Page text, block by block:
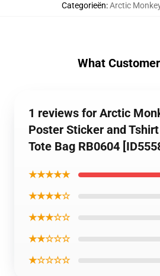
Categorieën:Arctic
What
1 reviews for Arctic
Poster Sticker and
Tote Bag RB0604
★★★★★
★★★★☆
★★★☆☆
★★☆☆☆
★☆☆☆☆